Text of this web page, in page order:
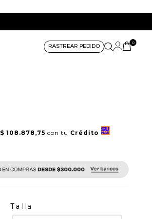
RASTREAR PEDIDO
0
$ 108.878,75 con tu Crédito
Talla